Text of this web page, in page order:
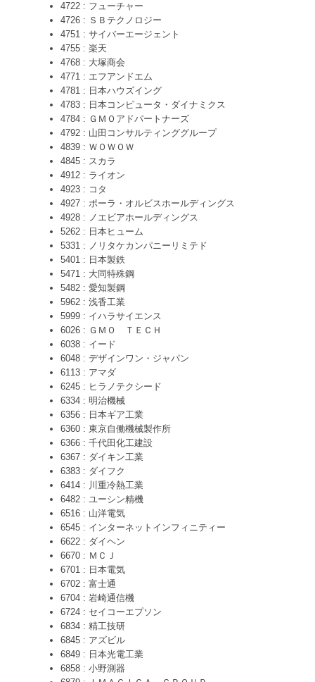
4722 : フューチャー
4726 : ＳＢテクノロジー
4751 : サイバーエージェント
4755 : 楽天
4768 : 大塚商会
4771 : エフアンドエム
4781 : 日本ハウズイング
4783 : 日本コンピュータ・ダイナミクス
4784 : ＧＭＯアドパートナーズ
4792 : 山田コンサルティンググループ
4839 : ＷＯＷＯＷ
4845 : スカラ
4912 : ライオン
4923 : コタ
4927 : ポーラ・オルビスホールディングス
4928 : ノエビアホールディングス
5262 : 日本ヒューム
5331 : ノリタケカンパニーリミテド
5401 : 日本製鉄
5471 : 大同特殊鋼
5482 : 愛知製鋼
5962 : 浅香工業
5999 : イハラサイエンス
6026 : ＧＭＯ ＴＥＣＨ
6038 : イード
6048 : デザインワン・ジャパン
6113 : アマダ
6245 : ヒラノテクシード
6334 : 明治機械
6356 : 日本ギア工業
6360 : 東京自働機械製作所
6366 : 千代田化工建設
6367 : ダイキン工業
6383 : ダイフク
6414 : 川重冷熱工業
6482 : ユーシン精機
6516 : 山洋電気
6545 : インターネットインフィニティー
6622 : ダイヘン
6670 : ＭＣＪ
6701 : 日本電気
6702 : 富士通
6704 : 岩崎通信機
6724 : セイコーエプソン
6834 : 精工技研
6845 : アズビル
6849 : 日本光電工業
6858 : 小野測器